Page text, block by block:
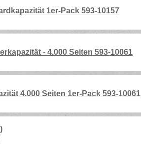
1er-Pack 593-10157
- 4.000 Seiten 593-10061
4.000 Seiten 1er-Pack 593-10061